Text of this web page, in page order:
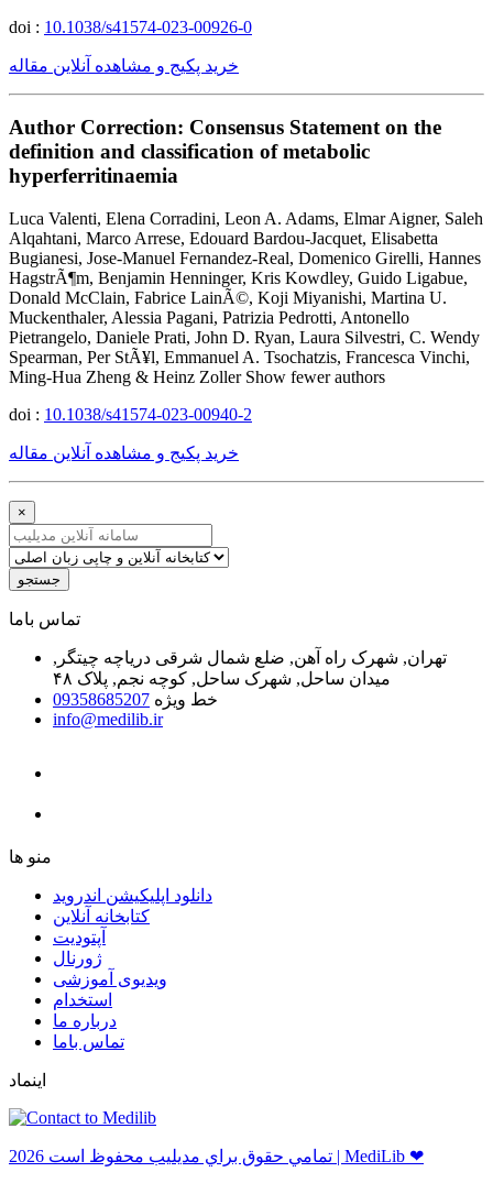
doi : 10.1038/s41574-023-00926-0
خرید پکیج و مشاهده آنلاین مقاله
Author Correction: Consensus Statement on the
definition and classification of metabolic
hyperferritinaemia
Luca Valenti, Elena Corradini, Leon A. Adams, Elmar Aigner, Saleh
Alqahtani, Marco Arrese, Edouard Bardou-Jacquet, Elisabetta
Bugianesi, Jose-Manuel Fernandez-Real, Domenico Girelli, Hannes
HagstrÃ¶m, Benjamin Henninger, Kris Kowdley, Guido Ligabue,
Donald McClain, Fabrice LainÃ©, Koji Miyanishi, Martina U.
Muckenthaler, Alessia Pagani, Patrizia Pedrotti, Antonello
Pietrangelo, Daniele Prati, John D. Ryan, Laura Silvestri, C. Wendy
Spearman, Per StÃ¥l, Emmanuel A. Tsochatzis, Francesca Vinchi,
Ming-Hua Zheng & Heinz Zoller Show fewer authors
doi : 10.1038/s41574-023-00940-2
خرید پکیج و مشاهده آنلاین مقاله
×
جستجو
ﺗﻤﺎﺱ ﺑﺎﻣﺎ
تهران, شهرک راه آهن, ضلع شمال شرقی دریاچه چیتگر,
میدان ساحل, شهرک ساحل, کوچه نجم, پلاک ۴۸
خط ویژه 09358685207
info@medilib.ir
ﻣﻨﻮ ﻫﺎ
دانلود اپلیکیشن اندروید
ﮐﺘﺎﺑﺨﺎﻧﻪ ﺁﻧﻼﯾﻦ
ﺁﭘﺘﻮﺩﯾﺖ
ﮊﻭﺭﻧﺎﻝ
ویدیوی آموزشی
استخدام
درباره ما
ﺗﻤﺎﺱ ﺑﺎﻣﺎ
اینماد
ﺗﻤﺎﻣﻲ ﺣﻘﻮﻕ ﺑﺮاﻱ ﻣﺪﻳﻠﻴﺐ ﻣﺤﻔﻮﻅ اﺳﺖ 2026 | MediLib ❤